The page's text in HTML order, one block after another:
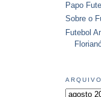
Papo
Sobre o
Futebol
ARQUIVO